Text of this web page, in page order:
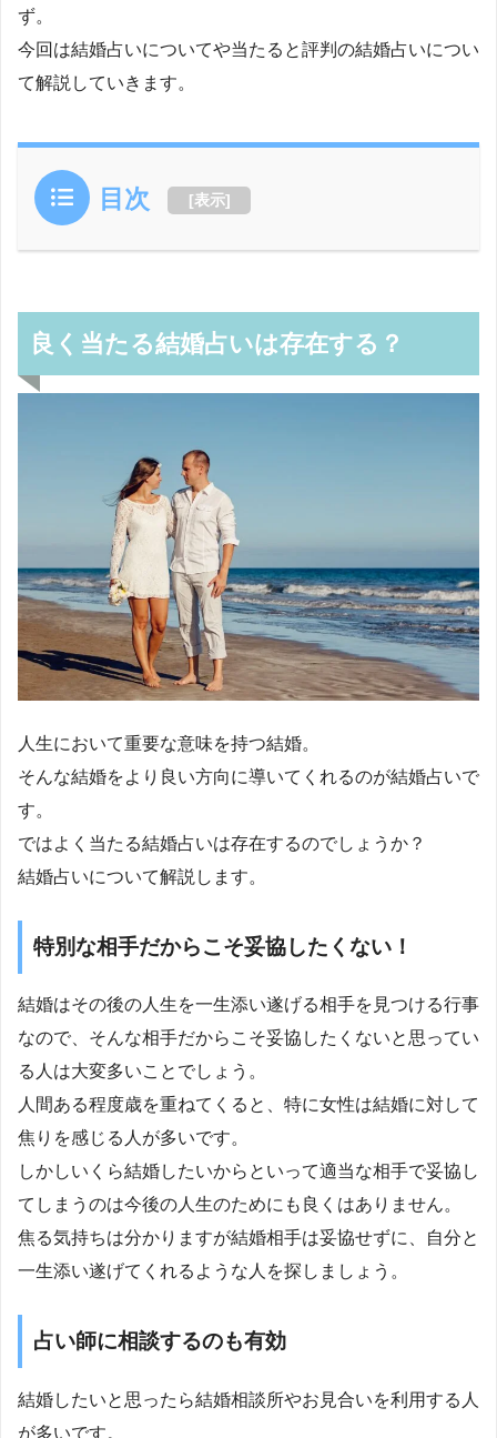
ず。
今回は結婚占いについてや当たると評判の結婚占いについ
て解説していきます。
目次 [表示]
良く当たる結婚占いは存在する？
人生において重要な意味を持つ結婚。
そんな結婚をより良い方向に導いてくれるのが結婚占いで
す。
ではよく当たる結婚占いは存在するのでしょうか？
結婚占いについて解説します。
特別な相手だからこそ妥協したくない！
結婚はその後の人生を一生添い遂げる相手を見つける行事
なので、そんな相手だからこそ妥協したくないと思ってい
る人は大変多いことでしょう。
人間ある程度歳を重ねてくると、特に女性は結婚に対して
焦りを感じる人が多いです。
しかしいくら結婚したいからといって適当な相手で妥協し
てしまうのは今後の人生のためにも良くはありません。
焦る気持ちは分かりますが結婚相手は妥協せずに、自分と
一生添い遂げてくれるような人を探しましょう。
占い師に相談するのも有効
結婚したいと思ったら結婚相談所やお見合いを利用する人
が多いです。